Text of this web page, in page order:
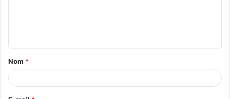
t
a
Nom *